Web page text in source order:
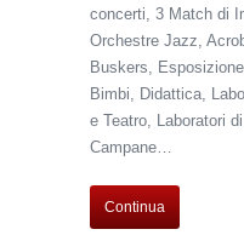
concerti, 3 Match di
Orchestre Jazz,
Buskers,
Bimbi, Didattica,
e Teatro, Laboratori
Campane…
Continua